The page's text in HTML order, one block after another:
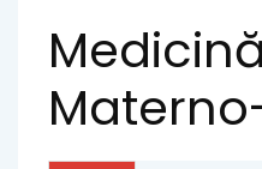
Medicină